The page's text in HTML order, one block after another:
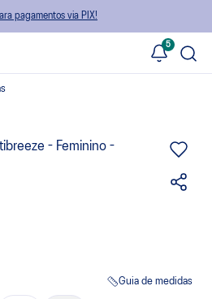
pagamentos via PIX!
5
- Feminino -
Guia de medidas